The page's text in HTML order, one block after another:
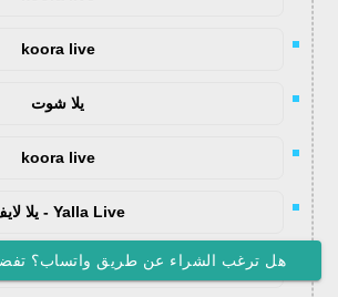
koora live
يلا شوت
koora live
Yalla Live - يلا لايف
كورة اون لاين - koora onl
هل ترغب الشراء عن طريق واتساب؟